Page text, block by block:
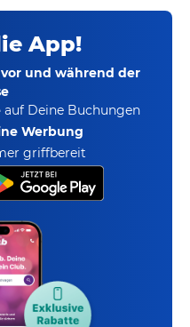
App!
und während der
auf Deine Buchungen
Werbung
griffbereit